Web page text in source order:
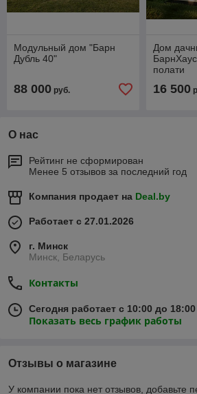
Модульный дом "Барн
Дубль 40"
88 000 руб.
Дом
полати
16 500
О нас
Рейтинг не сформирован
Менее 5 отзывов за последний год
Компания продает на Deal.by
Работает с 27.01.2026
г. Минск
Минск, Беларусь
Контакты
Сегодня работает с 10:00 до 18:00
Показать весь график работы
Отзывы о магазине
У компании пока нет отзывов, добавьте